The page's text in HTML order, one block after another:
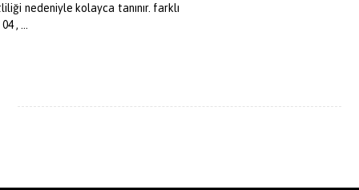
nedeniyle kolayca tanınır. farklı
, ...